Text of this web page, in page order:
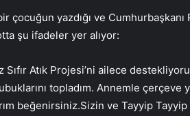
çocuğun yazdığı ve Cumhurbaşkanı
şu ifadeler yer alıyor:
Sıfır Atık Projesi’ni ailece
topladım. Annemle
beğenirsiniz.Sizin ve Tayyip